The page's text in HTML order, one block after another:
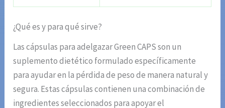
¿Qué es y para qué sirve?
Las cápsulas para adelgazar Green CAPS son un
suplemento dietético formulado específicamente
para ayudar en la pérdida de peso de manera natural y
segura. Estas cápsulas contienen una combinación de
ingredientes seleccionados para apoyar el